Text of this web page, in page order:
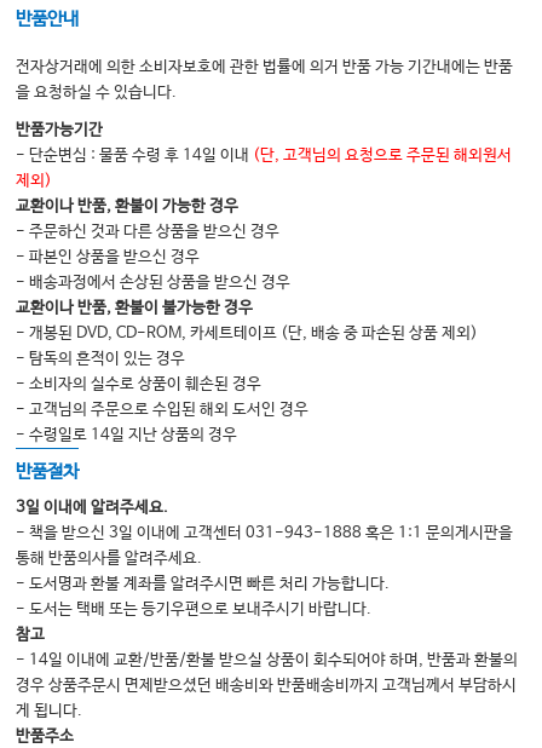
2.12 Conclusion 25
References 26
3 Patient Perspective 31
Johanna McMullan
References 40
4 Carer’s Perspective 43
Trevor Wightman
5 Key Worker Role 49
Karen Armstrong and Helen Kerr
5.1 Introduction 49
5.2 The Key Worker 50
5.2.1 Provision of Information 52
5.2.2 Provision of Emotional and Supportive Care 52
5.2.3 Coordination of Services 53
5.3 Key Worker/Clinical Nurse Specialist Impact on Direct and Indirect
Patient Care 54
5.4 Challenges in Practice 55
5.5 ‘First Impressions Count’ 57
반품안내
전자상거래에 의한 소비자보호에 관한 법률에 의거 반품 가능 기간내에는 반품
을 요청하실 수 있습니다.
반품가능기간
- 단순변심 : 물품 수령 후 14일 이내 (단, 고객님의 요청으로 주문된 해외원서
제외)
교환이나 반품, 환불이 가능한 경우
- 주문하신 것과 다른 상품을 받으신 경우
- 파본인 상품을 받으신 경우
- 배송과정에서 손상된 상품을 받으신 경우
교환이나 반품, 환불이 불가능한 경우
- 개봉된 DVD, CD-ROM, 카세트테이프 (단, 배송 중 파손된 상품 제외)
- 탐독의 흔적이 있는 경우
- 소비자의 실수로 상품이 훼손된 경우
- 고객님의 주문으로 수입된 해외 도서인 경우
- 수령일로 14일 지난 상품의 경우
반품절차
3일 이내에 알려주세요.
- 책을 받으신 3일 이내에 고객센터 031-943-1888 혹은 1:1 문의게시판을
통해 반품의사를 알려주세요.
- 도서명과 환불 계좌를 알려주시면 빠른 처리 가능합니다.
- 도서는 택배 또는 등기우편으로 보내주시기 바랍니다.
참고
- 14일 이내에 교환/반품/환불 받으실 상품이 회수되어야 하며, 반품과 환불의
경우 상품주문시 면제받으셨던 배송비와 반품배송비까지 고객님께서 부담하시
게 됩니다.
반품주소